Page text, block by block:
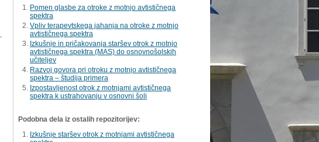
Pomen glasbe za otroke z motnjo avtističnega
spektra
Vpliv terapevtskega jahanja na otroke z motnjo
avtističnega spektra
Izkušnje in pričakovanja staršev otrok z motnjo
avtističnega spektra (MAS) do osnovnošolskih
učiteljev
Razvoj govora pri otroku z motnjo avtističnega
spektra – študija primera
Izpostavljenost otrok z motnjami avtističnega
spektra k ustrahovanju v osnovni šoli
Podobna dela iz ostalih repozitorijev:
Izkušnje staršev otrok z motnjami avtističnega